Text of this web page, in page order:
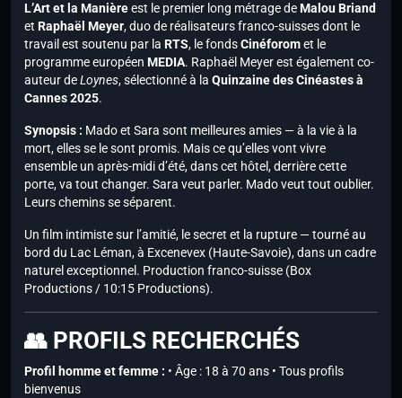
L’Art et la Manièreest le premier long métrage deMalou Briand
et Raphaël Meyer, duo de réalisateurs franco-suisses dont le
travail est soutenu par la RTS, le fondsCinéforomet le
programme européen MEDIA. Raphaël Meyer est également co-
auteur deLoynes, sélectionné à la Quinzaine des Cinéastes à
Cannes 2025.
Synopsis : Mado et Sara sont meilleures amies — à la vie à la
mort, elles se le sont promis. Mais ce qu’elles vont vivre
ensemble un après-midi d’été, dans cet hôtel, derrière cette
porte, va tout changer. Sara veut parler. Mado veut tout oublier.
Leurs chemins se séparent.
Un film intimiste sur l’amitié, le secret et la rupture — tourné au
bord du Lac Léman, à Excenevex (Haute-Savoie), dans un cadre
naturel exceptionnel. Production franco-suisse (Box
Productions / 10:15 Productions).
👥 PROFILS RECHERCHÉS
Profil homme et femme : • Âge : 18 à 70 ans • Tous profils
bienvenus